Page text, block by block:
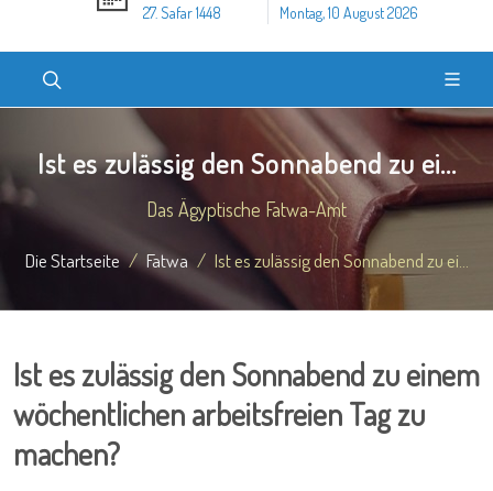
27. Safar 1448
Montag, 10 August 2026
Ist es zulässig den Sonnabend zu ei...
Das Ägyptische Fatwa-Amt
Die Startseite Fatwa Ist es zulässig den Sonnabend zu ei...
Ist es zulässig den Sonnabend zu einem
wöchentlichen arbeitsfreien Tag zu
machen?